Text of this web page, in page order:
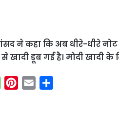
ने कहा कि अब धीरे-धीरे
डूब गई है। मोदी खादी के
W